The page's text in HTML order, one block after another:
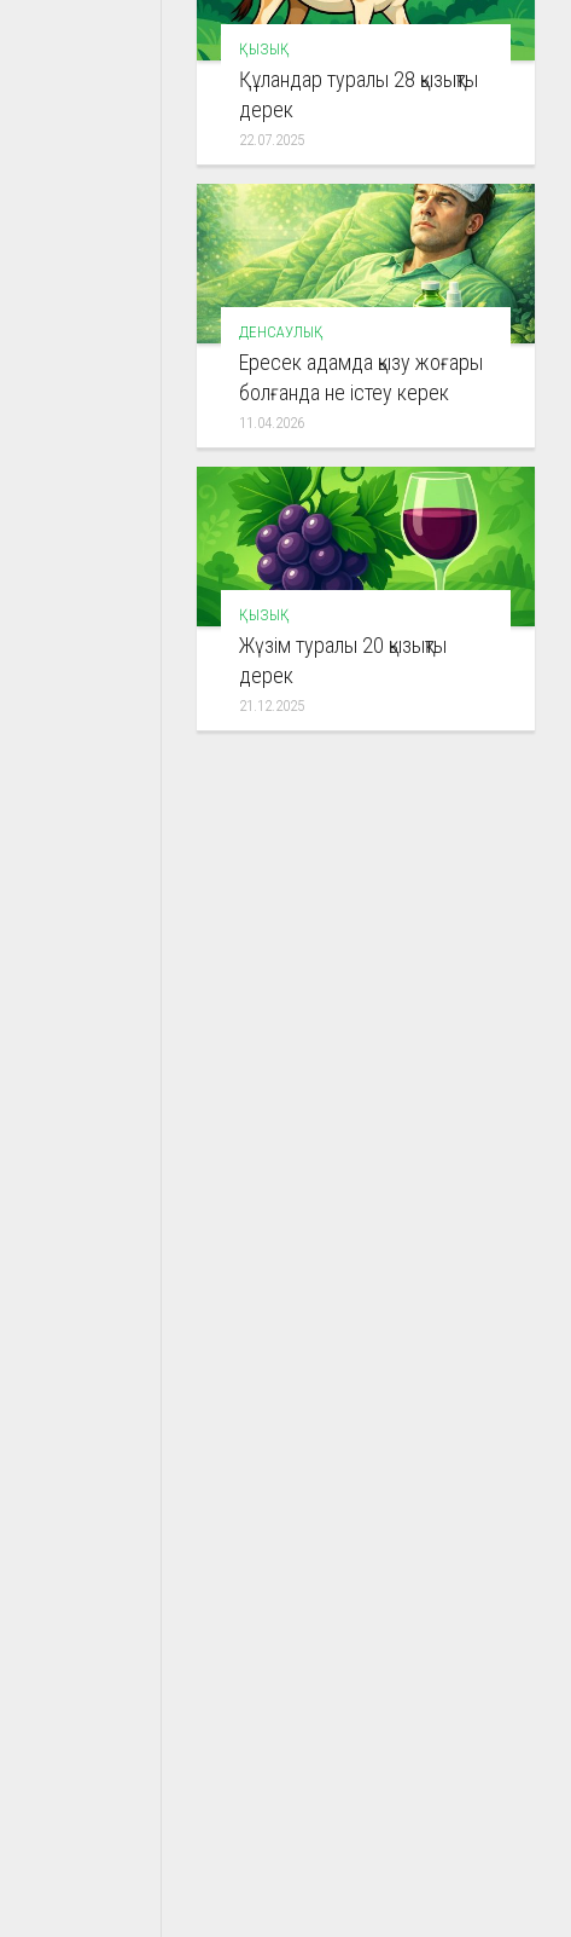
ҚЫЗЫҚ
Құландар туралы 28 қызықты
дерек
22.07.2025
ДЕНСАУЛЫҚ
Ересек адамда қызу жоғары
болғанда не істеу керек
11.04.2026
ҚЫЗЫҚ
Жүзім туралы 20 қызықты
дерек
21.12.2025